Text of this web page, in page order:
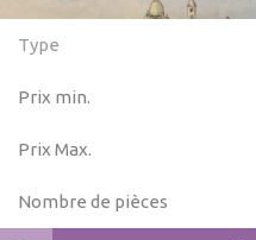
Type
Prix min.
Prix Max.
Nombre de pièces